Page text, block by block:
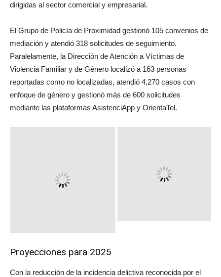
dirigidas al sector comercial y empresarial.
El Grupo de Policía de Proximidad gestionó 105 convenios de
mediación y atendió 318 solicitudes de seguimiento.
Paralelamente, la Dirección de Atención a Víctimas de
Violencia Familiar y de Género localizó a 163 personas
reportadas como no localizadas, atendió 4,270 casos con
enfoque de género y gestionó más de 600 solicitudes
mediante las plataformas AsistenciApp y OrientaTel.
Proyecciones para 2025
Con la reducción de la incidencia delictiva reconocida por el